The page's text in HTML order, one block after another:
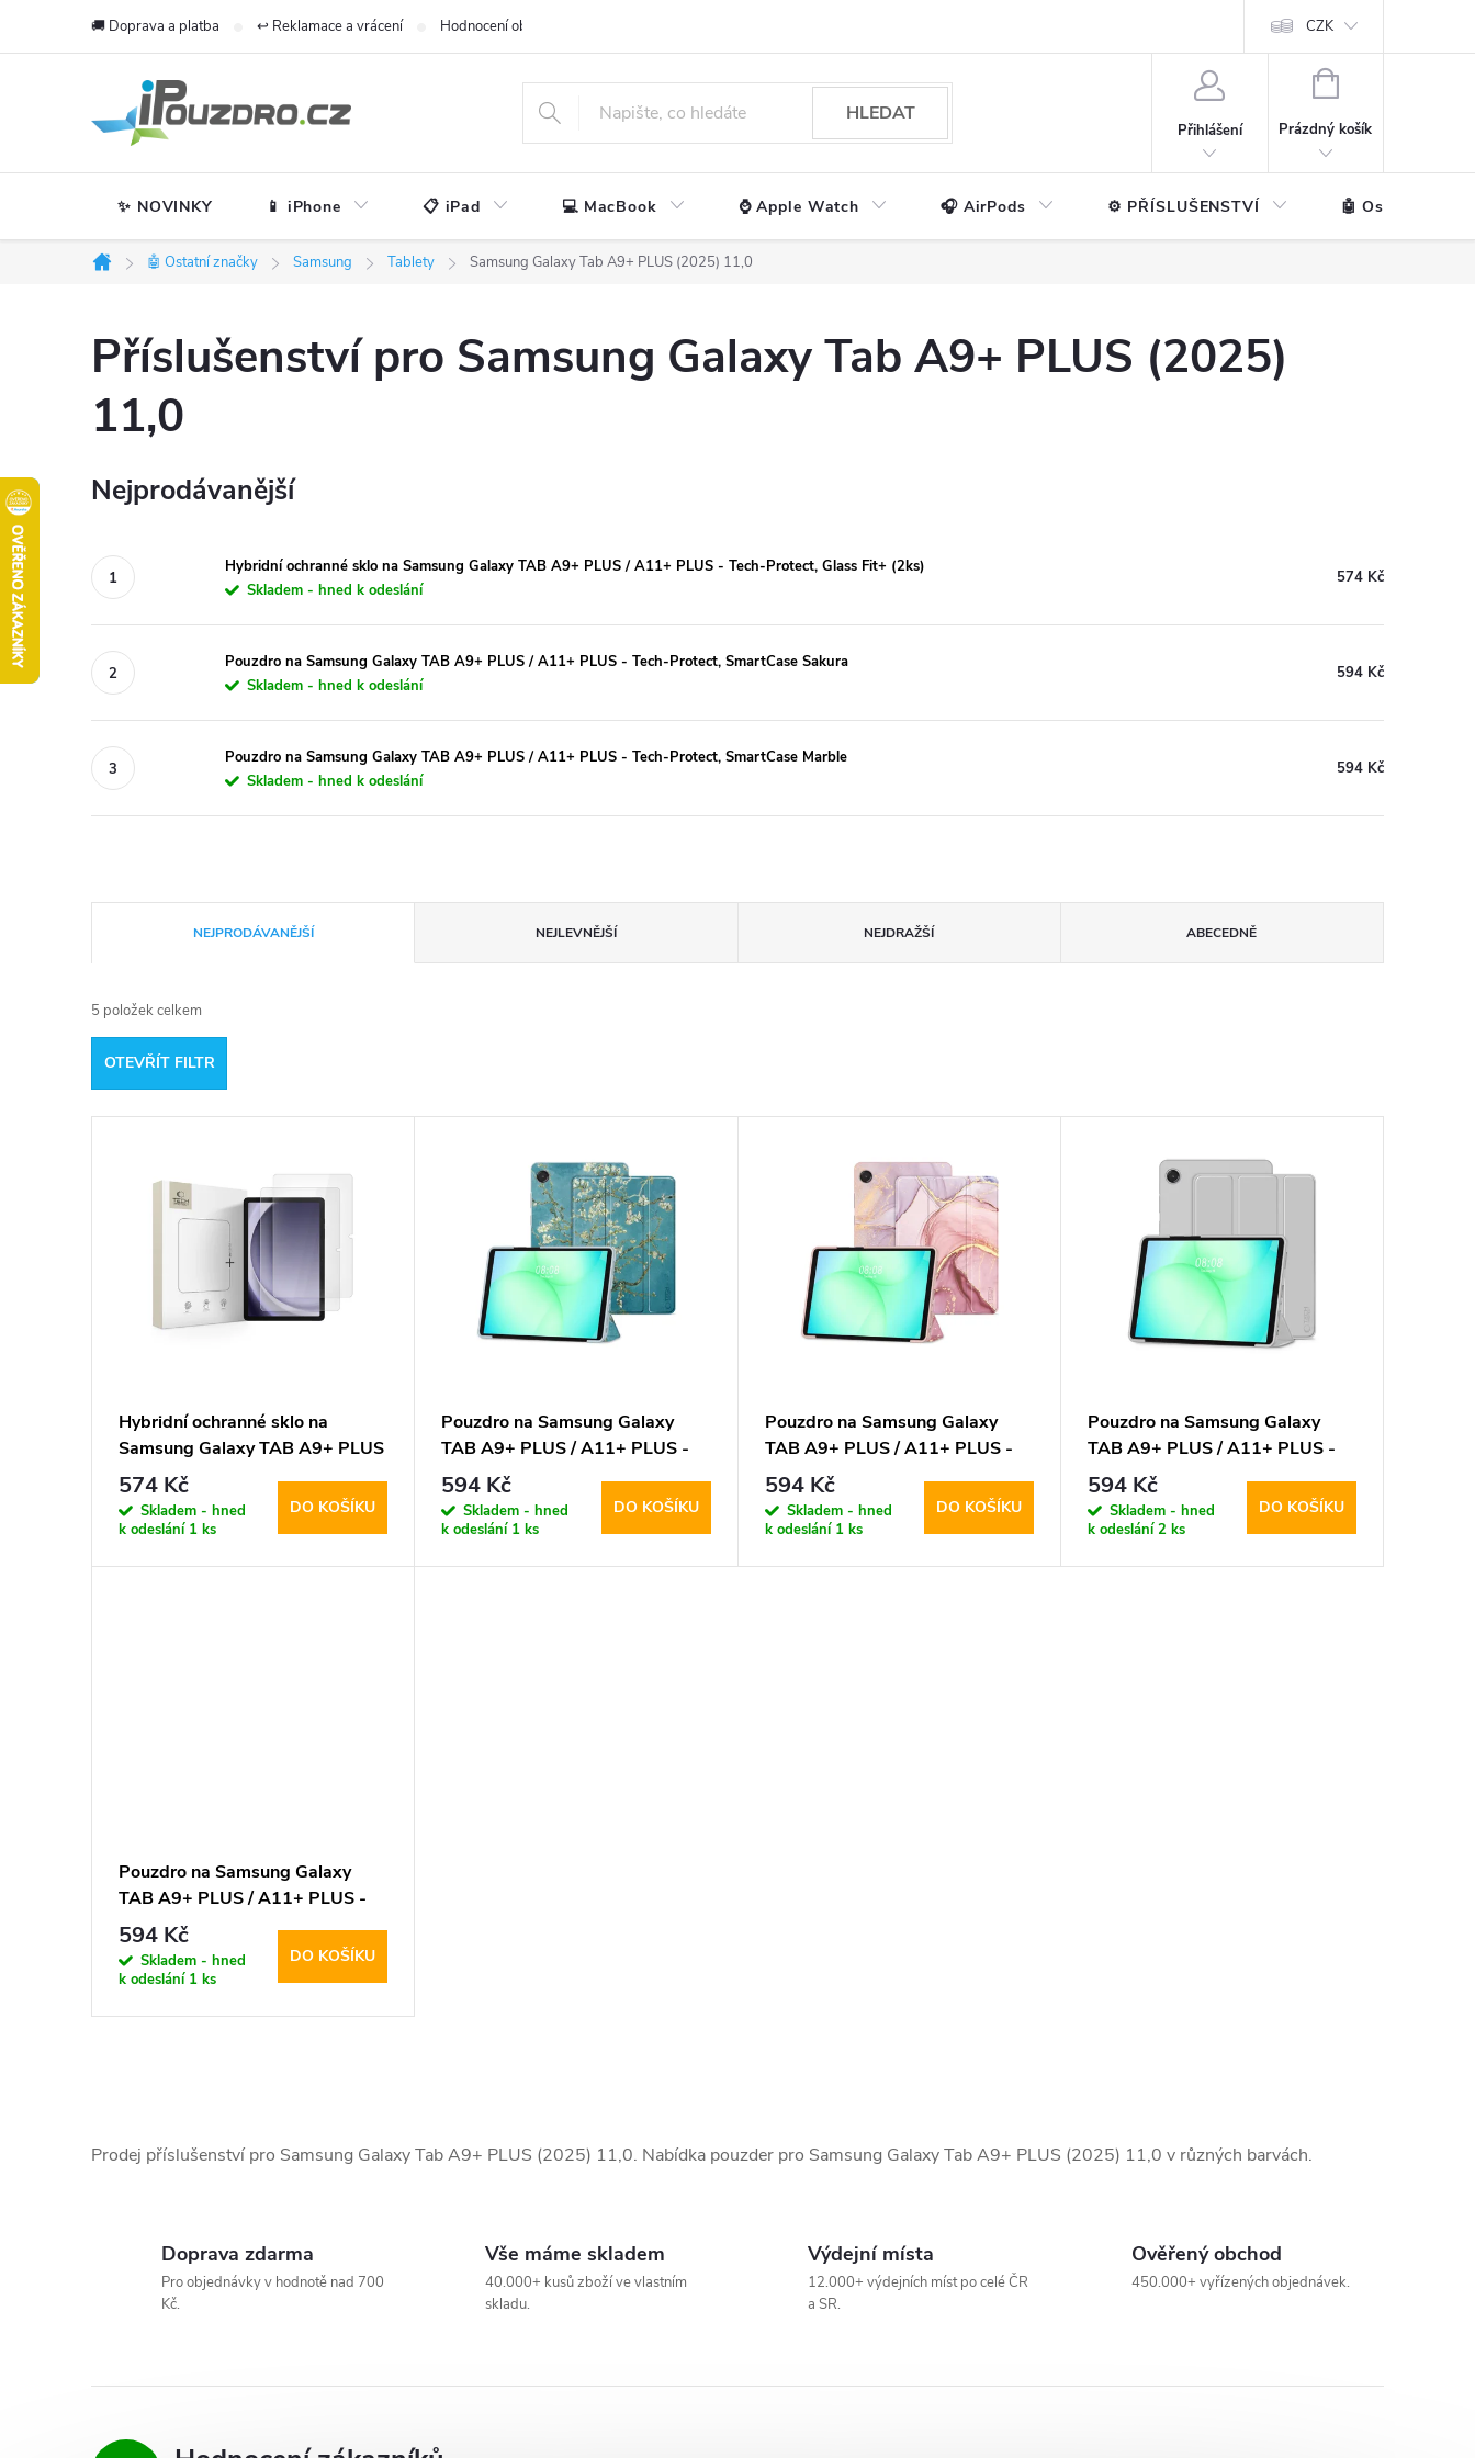
🚚 Doprava a platba ↩️ Reklamace a vrácení Hodnocení obchodu CZK
HLEDAT
Přihlášení
NÁKUPNÍ
Prázdný košík
✨ NOVINKY 📱 iPhone 📋 iPad 💻 MacBook ⌚ Apple Watch 🎧 AirPods ⚙️ PŘÍSLUŠENSTVÍ 🤖 Ostatní
Domů
🤖 Ostatní značky Samsung Tablety Samsung Galaxy Tab A9+ PLUS (2025) 11,0
Příslušenství pro Samsung Galaxy Tab A9+ PLUS (2025)
11,0
Nejprodávanější
Hybridní ochranné sklo na Samsung Galaxy TAB A9+ PLUS / A11+ PLUS - Tech-Protect, Glass Fit+ (2ks)
Skladem - hned k odeslání
574 Kč
Pouzdro na Samsung Galaxy TAB A9+ PLUS / A11+ PLUS - Tech-Protect, SmartCase Sakura
Skladem - hned k odeslání
594 Kč
Pouzdro na Samsung Galaxy TAB A9+ PLUS / A11+ PLUS - Tech-Protect, SmartCase Marble
Skladem - hned k odeslání
594 Kč
a
z
e
t
NEJPRODÁVANĚJŠÍ NEJLEVNĚJŠÍ NEJDRAŽŠÍ ABECEDNĚ
5 položek celkem
OTEVŘÍT FILTR
d
Hybridní ochranné sklo na
Samsung Galaxy TAB A9+ PLUS
/ A11+ PLUS - Tech-Protect,
Glass Fit+ (2ks)
574 Kč
Skladem - hned
k odeslání 1 ks
DO KOŠÍKU
Pouzdro na Samsung Galaxy
TAB A9+ PLUS / A11+ PLUS -
Tech-Protect, SmartCase Sakura
594 Kč
Skladem - hned
k odeslání 1 ks
DO KOŠÍKU
Pouzdro na Samsung Galaxy
TAB A9+ PLUS / A11+ PLUS -
Tech-Protect, SmartCase Marble
594 Kč
Skladem - hned
k odeslání 1 ks
DO KOŠÍKU
Pouzdro na Samsung Galaxy
TAB A9+ PLUS / A11+ PLUS -
Tech-Protect, SmartCase Gray
594 Kč
Skladem - hned
k odeslání2 ks
DO KOŠÍKU
Pouzdro na Samsung Galaxy
TAB A9+ PLUS / A11+ PLUS -
Tech-Protect, SmartCase Navy
594 Kč
Skladem - hned
k odeslání 1 ks
DO KOŠÍKU
v
Prodej příslušenství pro Samsung Galaxy Tab A9+ PLUS (2025) 11,0. Nabídka pouzder pro Samsung Galaxy Tab A9+ PLUS (2025) 11,0 v různých barvách.
Doprava zdarma
Pro objednávky v hodnotě nad 700
Kč.
Vše máme skladem
40.000+ kusů zboží ve vlastním
skladu.
Výdejní místa
12.000+ výdejních míst po celé ČR
a SR.
Ověřený obchod
450.000+ vyřízených objednávek.